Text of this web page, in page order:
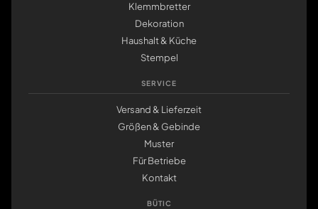
Klemmbretter
Dekoration
Haushalt & Küche
Stempel
SERVICE
Versand & Lieferzeit
Größen & Gebinde
Muster
Für Betriebe
Kontakt
BÜTIC